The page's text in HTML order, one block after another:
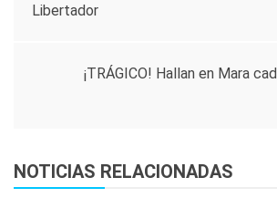
entradas
Libertador
¡TRÁGICO! Hallan en Mara
NOTICIAS RELACIONADAS